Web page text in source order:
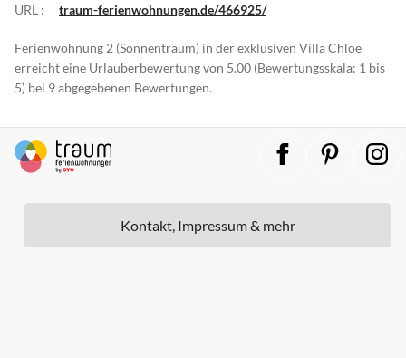
URL :
traum-ferienwohnungen.de/466925/
Ferienwohnung 2 (Sonnentraum) in der exklusiven Villa Chloe
erreicht eine Urlauberbewertung von 5.00 (Bewertungsskala: 1 bis
5) bei 9 abgegebenen Bewertungen.
Kontakt, Impressum & mehr